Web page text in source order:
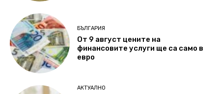
БЪЛГАРИЯ
От 9 август цените на
финансовите услуги ще са само в
евро
АКТУАЛНО